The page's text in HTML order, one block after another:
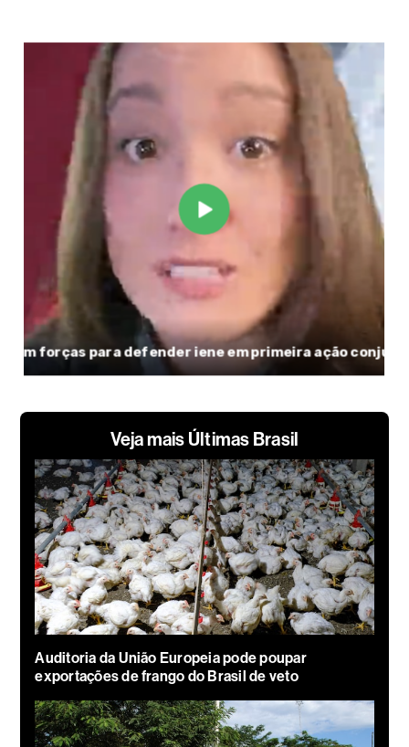
Veja mais Últimas Brasil
Auditoria da União Europeia pode poupar
exportações de frango do Brasil de veto